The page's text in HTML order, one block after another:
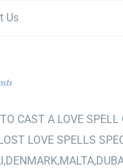
Us
CAST A LOVE SPELL
LOVE SPELLS